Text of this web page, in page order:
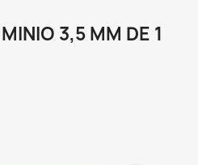
3,5 MM DE 1